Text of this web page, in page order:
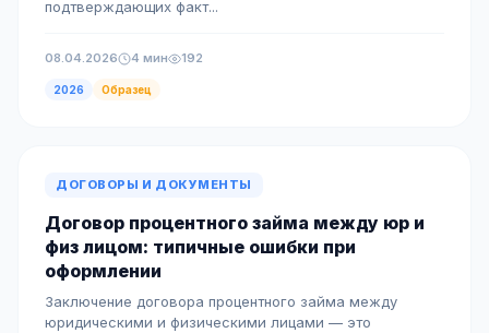
подтверждающих факт...
08.04.2026 4 мин 192
2026 Образец
ДОГОВОРЫ И ДОКУМЕНТЫ
Договор процентного займа между юр и
физ лицом: типичные ошибки при
оформлении
Заключение договора процентного займа между
юридическими и физическими лицами — это